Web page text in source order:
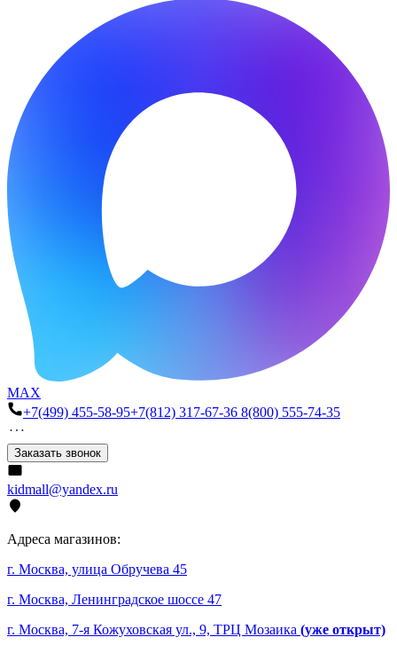
MAX
+7(499) 455-58-95+7(812) 317-67-36 8(800) 555-74-35
Заказать звонок
kidmall@yandex.ru
Адреса магазинов:
г. Москва, улица Обручева 45
г. Москва, Ленинградское шоссе 47
г. Москва, 7-я Кожуховская ул., 9, ТРЦ Мозаика (уже открыт)